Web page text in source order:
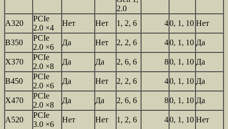
2.0
A320
PCIe
2.0 ×4
Нет Нет 1, 2, 6 40, 1, 10 Нет
B350
PCIe
2.0 ×6
Да Нет 2, 2, 6 40, 1, 10 Да
X370
PCIe
2.0 ×8
Да Да 2, 6, 6 80, 1, 10 Да
B450
PCIe
2.0 ×6
Да Нет 2, 2, 6 40, 1, 10 Да
X470
PCIe
2.0 ×8
Да Да 2, 6, 6 80, 1, 10 Да
A520
PCIe
3.0 ×6
Нет Нет 1, 2, 6 40, 1, 10 Нет